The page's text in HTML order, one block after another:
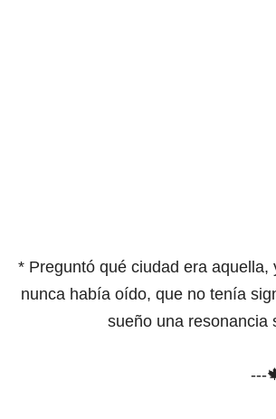
* Preguntó qué ciudad era
nunca había oído, que no tenía
sueño una resonancia
---